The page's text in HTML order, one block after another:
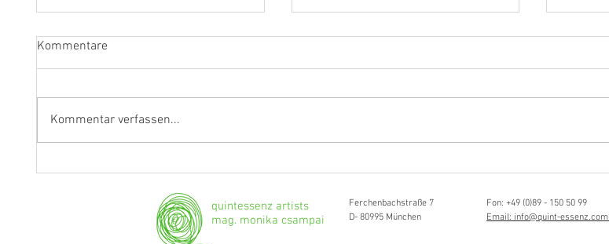
musikalische Grenzgängerin
Kommentare
Kommentar verfassen...
quintessenz artists
mag. monika csampai
Ferchenbachstraße 7
D- 80995 München
Fon: +49 (0)89 - 150 50 99
Email: info@quint-essenz.com